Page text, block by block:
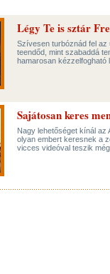
Légy Te is sztár
Szívesen turbóznád fel az
teendőd, mint szabaddá
hamarosan kézzelfogható
Sajátosan keres
Nagy lehetőséget kínál
olyan embert keresnek a
vicces videóval teszik